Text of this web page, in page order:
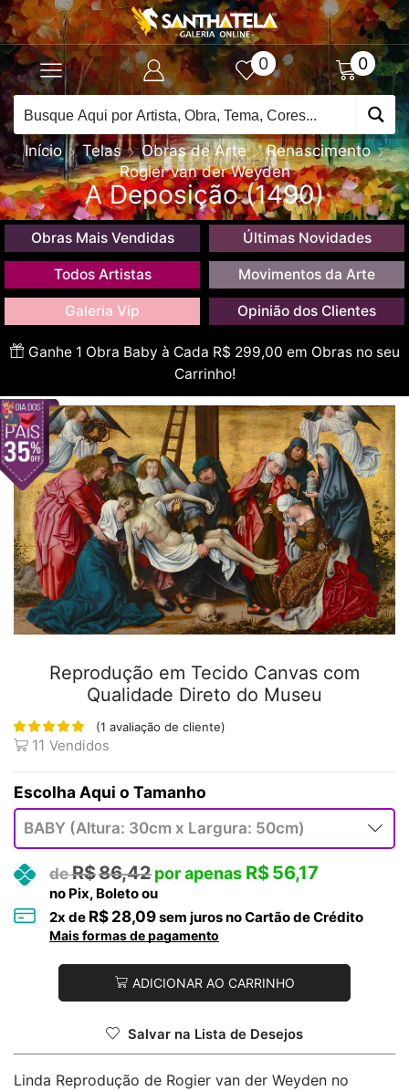
0 0
Início Telas Obras de Arte
Renascimento
Rogier van der Weyden
A Deposição (1490)
Obras Mais Vendidas Últimas Novidades
Todos Artistas Movimentos da Arte
Galeria Vip Opinião dos Clientes
Ganhe 1 Obra Baby à Cada R$ 299,00 em Obras no seu
Carrinho!
Reprodução em Tecido Canvas com
Qualidade Direto do Museu
(1 avaliação de cliente)
11 Vendidos
Tamanho
R$86,42 R$56,17
no Pix, Boleto ou
2x de R$ 28,09sem juros no Cartão de Crédito
Mais formas de pagamento
ADICIONAR AO CARRINHO
Salvar na Lista de Desejos
Linda Reprodução de Rogier van der Weyden no